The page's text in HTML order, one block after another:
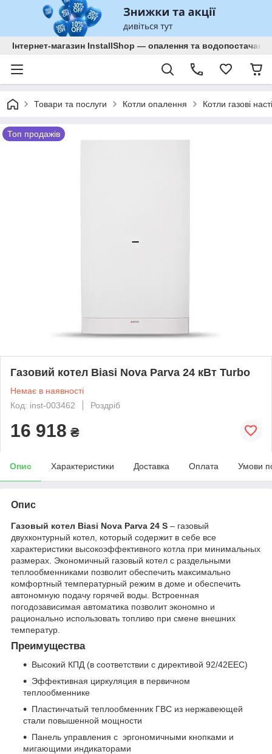
Інтернет-магазин InstallShop — опалення та водопостачання
Товари та послуги Котли опалення Котли газові
Топ продажів
Газовий котел Biasi Nova Parva 24 кВт Turbo
Немає в наявності
Код: inst-003462
Роздріб
16 918 ₴
Опис Характеристики Доставка Оплата Умови
Опис
Газовый котел Biasi Nova Parva 24 S – газовый
двухконтурный котел, который содержит в себе все
характеристики высокоэффективного котла при минимальных
размерах. Экономичный газовый котел с раздельными
теплообменниками позволит обеспечить максимально
комфортный температурный режим в доме и обеспечить
автономную подачу горячей воды. Встроенная
погодозависимая автоматика позволит экономно и
рационально использовать топливо при смене внешних
температур.
Преимущества
Высокий КПД (в соответствии с директивой 92/42EEC)
Эффективная циркуляция в первичном
теплообменнике
Пластинчатый теплообменник ГВС из нержавеющей
стали повышенной мощности
Панель управления с эргономичными кнопками и
мигающими индикаторами